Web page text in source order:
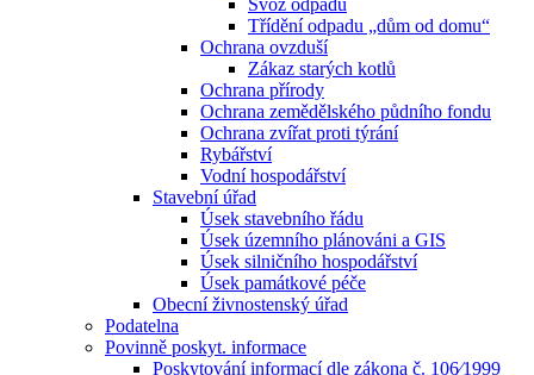
Svoz odpadu
Třídění odpadu „dům od domu“
Ochrana ovzduší
Zákaz starých kotlů
Ochrana přírody
Ochrana zemědělského půdního fondu
Ochrana zvířat proti týrání
Rybářství
Vodní hospodářství
Stavební úřad
Úsek stavebního řádu
Úsek územního plánováni a GIS
Úsek silničního hospodářství
Úsek památkové péče
Obecní živnostenský úřad
Podatelna
Povinně poskyt. informace
Poskytování informací dle zákona č. 106⁄1999